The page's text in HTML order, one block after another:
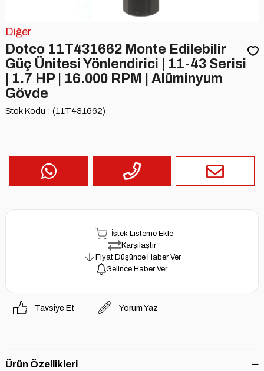
Diğer
Dotco 11T431662 Monte Edilebilir
Güç Ünitesi Yönlendirici | 11-43 Serisi
| 1.7 HP | 16.000 RPM | Alüminyum
Gövde
Stok Kodu (11T431662)
İstek Listeme Ekle
Karşılaştır
Fiyat Düşünce Haber Ver
Gelince Haber Ver
Tavsiye Et Yorum Yaz
Ürün Özellikleri